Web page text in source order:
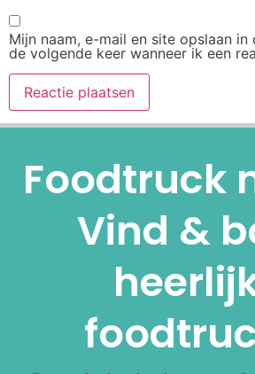
Mijn naam, e-mail en site opslaan
de volgende keer wanneer ik een
Foodtruck
Vind &